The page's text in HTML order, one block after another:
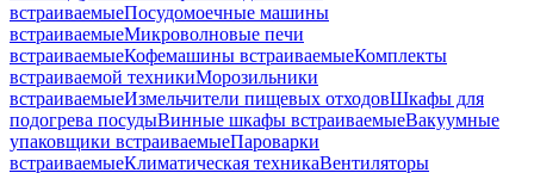
встраиваемыеПосудомоечные машины
встраиваемыеМикроволновые печи
встраиваемыеКофемашины встраиваемыеКомплекты
встраиваемой техникиМорозильники
встраиваемыеИзмельчители пищевых отходовШкафы для
подогрева посудыВинные шкафы встраиваемыеВакуумные
упаковщики встраиваемыеПароварки
встраиваемыеКлиматическая техникаВентиляторы